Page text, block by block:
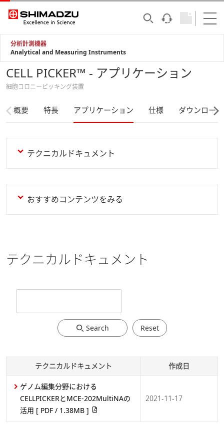
分析計測機器
Analytical and Measuring Instruments
CELL PICKER™ - アプリケーション
細胞コロニーピッキング装置
概要 特長 アプリケーション 仕様 ダウンロード
テクニカルドキュメント
おすすめコンテンツをみる
テクニカルドキュメント
Search Reset
テクニカルドキュメント 作成日
ゲノム編集分野における
CELLPICKERとMCE-202MultiNAの
活用 [ PDF / 1.38MB ]
2021-11-17